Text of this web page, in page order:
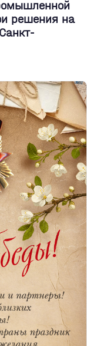
решения на